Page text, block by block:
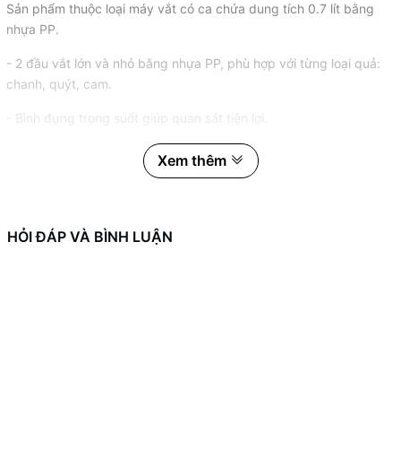
Sản phẩm thuộc loại máy vắt có ca chứa dung tích 0.7 lít bằng
nhựa PP.
- 2 đầu vắt lớn và nhỏ bằng nhựa PP, phù hợp với từng loại quả:
chanh, quýt, cam.
- Bình đựng trong suốt giúp quan sát tiện lợi.
- Nắp đậy giúp ngăn ngừa bụi bẩn, vi khuẩn xâm nhập.
Xem thêm
HỎI ĐÁP VÀ BÌNH LUẬN